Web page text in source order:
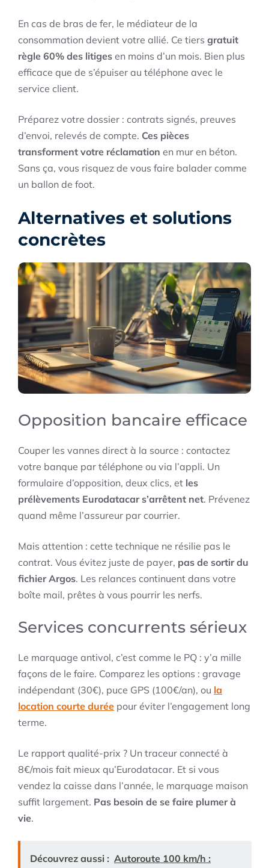
En cas de bras de fer, le médiateur de la
consommation devient votre allié. Ce tiers gratuit
règle 60% des litiges en moins d’un mois. Bien plus
efficace que de s’épuiser au téléphone avec le
service client.
Préparez votre dossier : contrats signés, preuves
d’envoi, relevés de compte. Ces pièces
transforment votre réclamation en mur en béton.
Sans ça, vous risquez de vous faire balader comme
un ballon de foot.
Alternatives et solutions
concrètes
Opposition bancaire efficace
Couper les vannes direct à la source : contactez
votre banque par téléphone ou via l’appli. Un
formulaire d’opposition, deux clics, et les
prélèvements Eurodatacar s’arrêtent net. Prévenez
quand même l’assureur par courrier.
Mais attention : cette technique ne résilie pas le
contrat. Vous évitez juste de payer, pas de sortir du
fichier Argos. Les relances continuent dans votre
boîte mail, prêtes à vous pourrir les nerfs.
Services concurrents sérieux
Le marquage antivol, c’est comme le PQ : y’a mille
façons de le faire. Comparez les options : gravage
indépendant (30€), puce GPS (100€/an), ou la
location courte durée pour éviter l’engagement long
terme.
Le rapport qualité-prix ? Un traceur connecté à
8€/mois fait mieux qu’Eurodatacar. Et si vous
vendez la caisse dans l’année, le marquage maison
suffit largement. Pas besoin de se faire plumer à
vie.
Découvrez aussi : Autoroute 100 km/h :